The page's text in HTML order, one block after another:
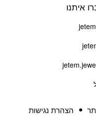
הצהרת נגישות
איתנו